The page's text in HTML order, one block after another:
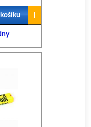
košíku